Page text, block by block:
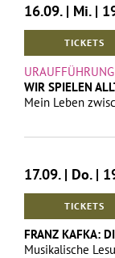
16.09. | Mi. |
TICKETS
URAUFFÜHRUNG
WIR SPIELEN
Mein Leben
17.09. | Do. |
TICKETS
FRANZ KAFKA:
Musikalische